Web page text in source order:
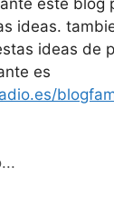
ideas.
ideas de
es